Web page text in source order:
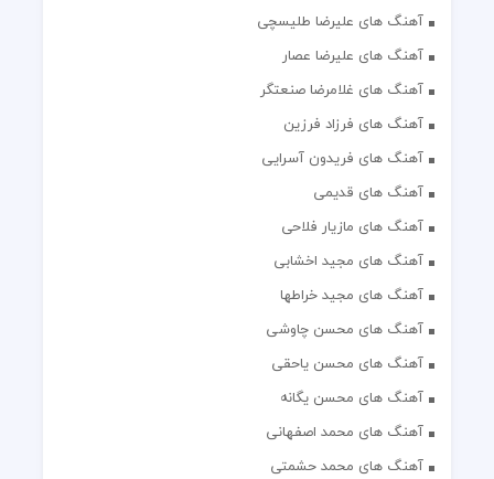
آهنگ های علیرضا طلیسچی
آهنگ های علیرضا عصار
آهنگ های غلامرضا صنعتگر
آهنگ های فرزاد فرزین
آهنگ های فریدون آسرایی
آهنگ های قدیمی
آهنگ های مازیار فلاحی
آهنگ های مجید اخشابی
آهنگ های مجید خراطها
آهنگ های محسن چاوشی
آهنگ های محسن یاحقی
آهنگ های محسن یگانه
آهنگ های محمد اصفهانی
آهنگ های محمد حشمتی